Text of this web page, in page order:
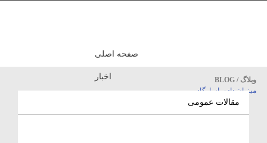
وبلاگ / BLOG
میزبان داده پاسارگاد
صفحه اصلی
اخبار
مقالات عمومی